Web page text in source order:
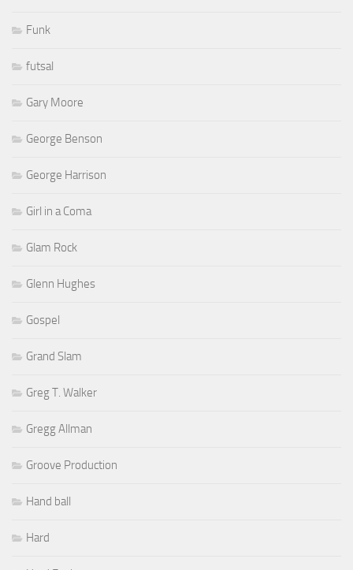
Funk
futsal
Gary Moore
George Benson
George Harrison
Girl in a Coma
Glam Rock
Glenn Hughes
Gospel
Grand Slam
Greg T. Walker
Gregg Allman
Groove Production
Hand ball
Hard